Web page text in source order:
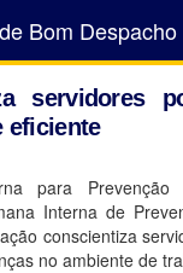
Bom Despacho
servidores
eficiente
para Prevenção
Interna de
conscientiza
no ambiente de